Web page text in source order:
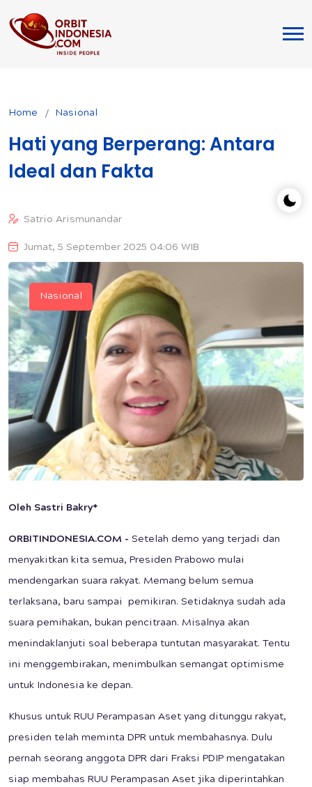
Home Nasional
Hati yang Berperang: Antara
Ideal dan Fakta
Satrio Arismunandar
Jumat, 5 September 2025 04:06 WIB
Nasional
Oleh Sastri Bakry*
ORBITINDONESIA.COM - Setelah demo yang terjadi dan
menyakitkan kita semua, Presiden Prabowo mulai
mendengarkan suara rakyat. Memang belum semua
terlaksana, baru sampai pemikiran. Setidaknya sudah ada
suara pemihakan, bukan pencitraan. Misalnya akan
menindaklanjuti soal beberapa tuntutan masyarakat. Tentu
ini menggembirakan, menimbulkan semangat optimisme
untuk Indonesia ke depan.
Khusus untuk RUU Perampasan Aset yang ditunggu rakyat,
presiden telah meminta DPR untuk membahasnya. Dulu
pernah seorang anggota DPR dari Fraksi PDIP mengatakan
siap membahas RUU Perampasan Aset jika diperintahkan